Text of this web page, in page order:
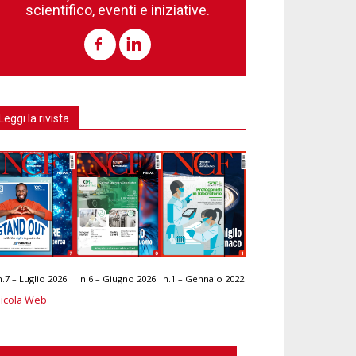
scientifico, eventi e iniziative.
la rivista
– Luglio 2026 n.6 – Giugno 2026 n.1 – Gennaio 2022
Web